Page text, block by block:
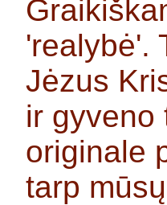
'realybė'.
Jėzus
ir gyveno
originale
tarp